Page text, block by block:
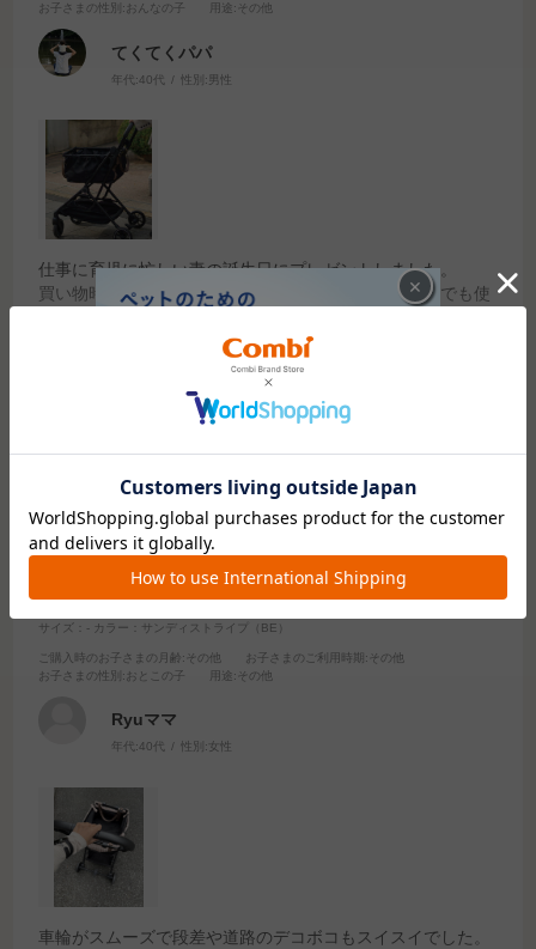
お子さまの性別 :おんなの子 用途 :その他
てくてくパパ
年代:40代 性別: 男性
仕事に育児に忙しい妻の誕生日にプレゼントしました。
買い物時の重さから解放され、コンパクトでお店の中でも使
デザインがシックでカッコイイところも喜ばれました＼(^o^)
続きを読む
参考になった 8
2024.11.6
サイズ：- カラー：サンディストライプ（BE）
ご購入時のお子さまの月齢 :その他 お子さまのご利用時期 :その他
お子さまの性別 :おとこの子 用途 :その他
Ryuママ
年代:40代 性別: 女性
車輪がスムーズで段差や道路のデコボコもスイスイでした。
×